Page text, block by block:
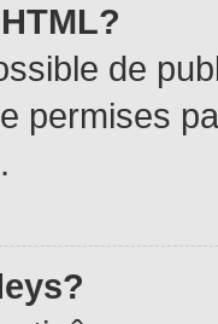
de
permises